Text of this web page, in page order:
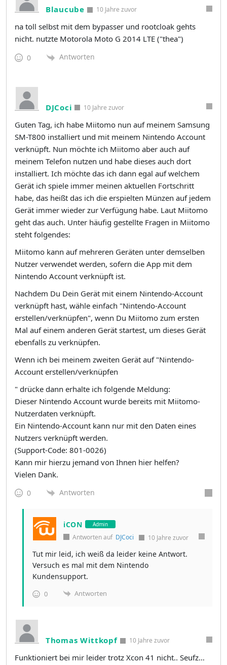
Blaucube 10 Jahre zuvor
na toll selbst mit dem bypasser und rootcloak gehts
nicht. nutzte Motorola Moto G 2014 LTE ("thea")
0 Antworten
DJCoci 10 Jahre zuvor
Guten Tag, ich habe Miitomo nun auf meinem Samsung
SM-T800 installiert und mit meinem Nintendo Account
verknüpft. Nun möchte ich Miitomo aber auch auf
meinem Telefon nutzen und habe dieses auch dort
installiert. Ich möchte das ich dann egal auf welchem
Gerät ich spiele immer meinen aktuellen Fortschritt
habe, das heißt das ich die erspielten Münzen auf jedem
Gerät immer wieder zur Verfügung habe. Laut Miitomo
geht das auch. Unter häufig gestellte Fragen in Miitomo
steht folgendes:
Miitomo kann auf mehreren Geräten unter demselben
Nutzer verwendet werden, sofern die App mit dem
Nintendo Account verknüpft ist.
Nachdem Du Dein Gerät mit einem Nintendo-Account
verknüpft hast, wähle einfach "Nintendo-Account
erstellen/verknüpfen", wenn Du Miitomo zum ersten
Mal auf einem anderen Gerät startest, um dieses Gerät
ebenfalls zu verknüpfen.
Wenn ich bei meinem zweiten Gerät auf "Nintendo-
Account erstellen/verknüpfen
" drücke dann erhalte ich folgende Meldung:
Dieser Nintendo Account wurde bereits mit Miitomo-
Nutzerdaten verknüpft.
Ein Nintendo-Account kann nur mit den Daten eines
Nutzers verknüpft werden.
(Support-Code: 801-0026)
Kann mir hierzu jemand von Ihnen hier helfen?
Vielen Dank.
0 Antworten
iCON Admin
Antworten auf DJCoci 10 Jahre zuvor
Tut mir leid, ich weiß da leider keine Antwort.
Versuch es mal mit dem Nintendo
Kundensupport.
0 Antworten
Thomas Wittkopf 10 Jahre zuvor
Funktioniert bei mir leider trotz Xcon 41 nicht.. Seufz…